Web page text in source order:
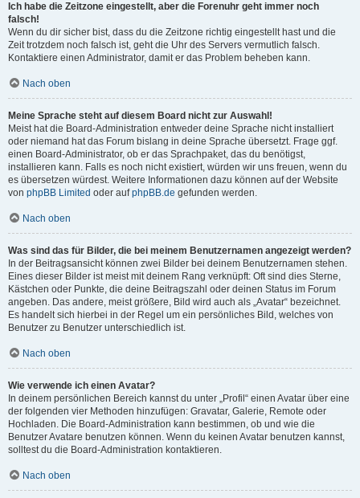
Ich habe die Zeitzone eingestellt, aber die Forenuhr geht immer noch
falsch!
Wenn du dir sicher bist, dass du die Zeitzone richtig eingestellt hast und die
Zeit trotzdem noch falsch ist, geht die Uhr des Servers vermutlich falsch.
Kontaktiere einen Administrator, damit er das Problem beheben kann.
Nach oben
Meine Sprache steht auf diesem Board nicht zur Auswahl!
Meist hat die Board-Administration entweder deine Sprache nicht installiert
oder niemand hat das Forum bislang in deine Sprache übersetzt. Frage ggf.
einen Board-Administrator, ob er das Sprachpaket, das du benötigst,
installieren kann. Falls es noch nicht existiert, würden wir uns freuen, wenn du
es übersetzen würdest. Weitere Informationen dazu können auf der Website
von phpBB Limited oder aufphpBB.de gefunden werden.
Nach oben
Was sind das für Bilder, die bei meinem Benutzernamen angezeigt werden?
In der Beitragsansicht können zwei Bilder bei deinem Benutzernamen stehen.
Eines dieser Bilder ist meist mit deinem Rang verknüpft: Oft sind dies Sterne,
Kästchen oder Punkte, die deine Beitragszahl oder deinen Status im Forum
angeben. Das andere, meist größere, Bild wird auch als „Avatar“ bezeichnet.
Es handelt sich hierbei in der Regel um ein persönliches Bild, welches von
Benutzer zu Benutzer unterschiedlich ist.
Nach oben
Wie verwende ich einen Avatar?
In deinem persönlichen Bereich kannst du unter „Profil“ einen Avatar über eine
der folgenden vier Methoden hinzufügen: Gravatar, Galerie, Remote oder
Hochladen. Die Board-Administration kann bestimmen, ob und wie die
Benutzer Avatare benutzen können. Wenn du keinen Avatar benutzen kannst,
solltest du die Board-Administration kontaktieren.
Nach oben